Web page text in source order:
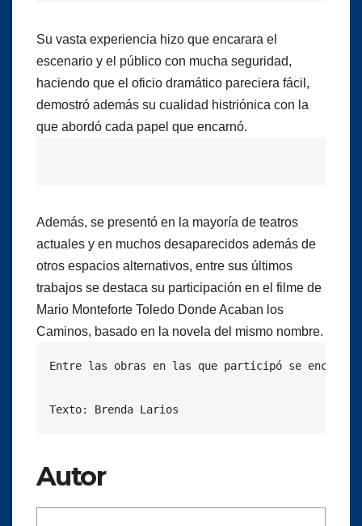
Su vasta experiencia hizo que encarara el
escenario y el público con mucha seguridad,
haciendo que el oficio dramático pareciera fácil,
demostró además su cualidad histriónica con la
que abordó cada papel que encarnó.
Además, se presentó en la mayoría de teatros
actuales y en muchos desaparecidos además de
otros espacios alternativos, entre sus últimos
trabajos se destaca su participación en el filme de
Mario Monteforte Toledo Donde Acaban los
Caminos, basado en la novela del mismo nombre.
Entre las obras en las que participó se
Texto: Brenda Larios
Autor